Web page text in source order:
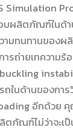
Simulation
ผลิตภัณฑ์ในด้า
ามทนทานของ
รถ่ายเทความร้
ในด้านของการ
อีกด้วย
ภัณฑ์ไม่ว่าจะเ